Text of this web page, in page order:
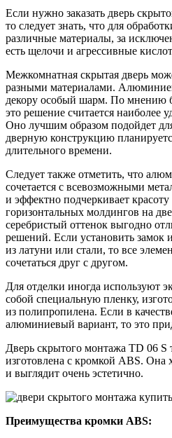
Если нужно заказать дверь
то следует знать, что для
различные материалы, за
есть щелочи и агрессивные
Межкомнатная скрытая дверь
разными материалами.
декору особый шарм. По мнению
это решение считается наиболее
Оно лучшим образом подойдет для
дверную конструкцию
длительного времени.
Следует также отметить, что
сочетается с всевозможными
и эффектно подчеркивает
горизонтальных молдингов на
серебристый оттенок выгодно
решений. Если установить замок
из латуни или стали, то все
сочетаться друг с другом.
Для отделки иногда используют
собой специальную пленку,
из полипропилена. Если в
алюминиевый вариант, то это
Дверь скрытого монтажа TD 06 S
изготовлена с кромкой ABS. Она
и выглядит очень эстетично.
Преимущества кромки ABS: